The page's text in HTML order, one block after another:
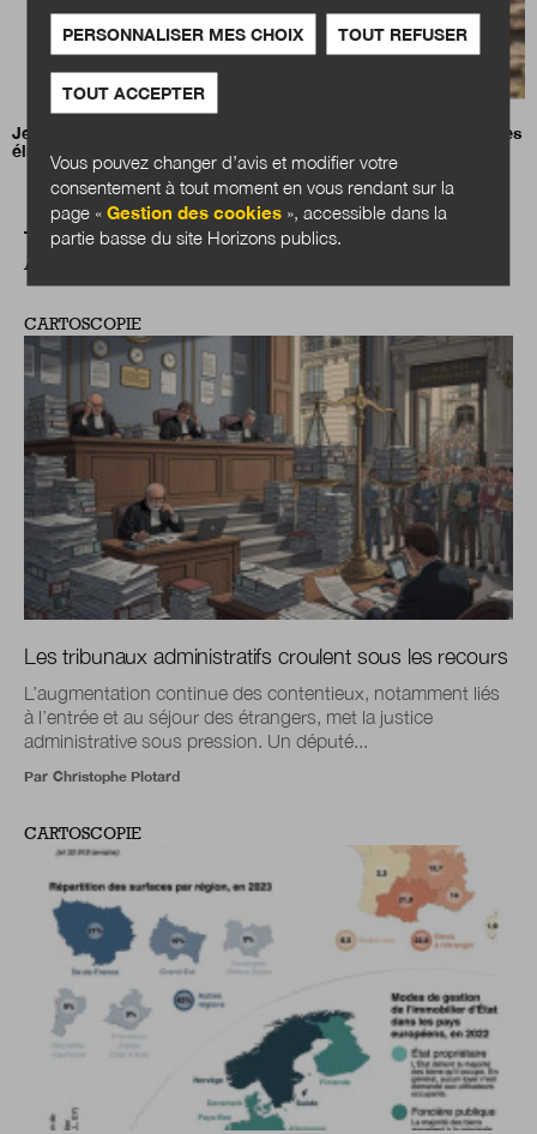
Jean-Charles Orsucci, président de l’Association nationale des
élus des littoraux (ANEL)
A LIRE AUSSI
CARTOSCOPIE
Les tribunaux administratifs croulent sous les recours
L’augmentation continue des contentieux, notamment liés
à l’entrée et au séjour des étrangers, met la justice
administrative sous pression. Un député...
Par Christophe Plotard
CARTOSCOPIE
PERSONNALISER MES CHOIX TOUT REFUSER
TOUT ACCEPTER
Vous pouvez changer d’avis et modifier votre
consentement à tout moment en vous rendant sur la
page «Gestion des cookies », accessible dans la
partie basse du site Horizons publics.